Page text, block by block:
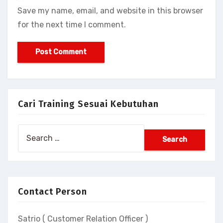
Save my name, email, and website in this browser
for the next time I comment.
Cari Training Sesuai Kebutuhan
Contact Person
Satrio ( Customer Relation Officer )